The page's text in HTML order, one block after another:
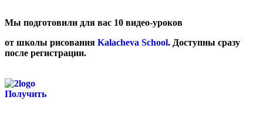
Мы подготовили для вас 10 видео-уроков
от школы рисования Kalacheva School. Доступны сразу
после регистрации.
Получить